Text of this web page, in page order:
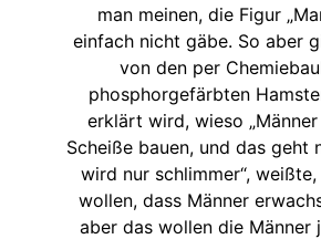
man meinen, die Figur
einfach nicht gäbe. So aber
von den per
phosphorgefärbten
erklärt wird, wieso
Scheiße bauen, und das geht
wird nur schlimmer“,
wollen, dass Männer
aber das wollen die Männer